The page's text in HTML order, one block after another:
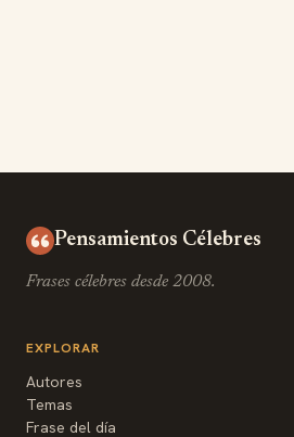
Pensamientos Célebres
Frases célebres desde 2008.
EXPLORAR
Autores
Temas
Frase del día